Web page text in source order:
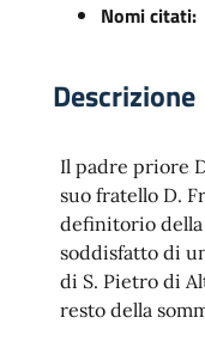
Nomi citati:
Descrizione
Il padre priore
suo fratello D.
definitorio della
soddisfatto di
di S. Pietro di
resto della